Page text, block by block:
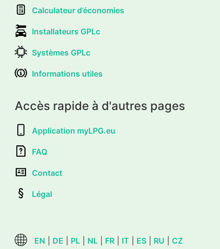
Calculateur d’économies
Installateurs GPLc
Systèmes GPLc
Informations utiles
Accès rapide à d'autres pages
Application myLPG.eu
FAQ
Contact
Légal
EN DE PL NL FR IT ES RU CZ